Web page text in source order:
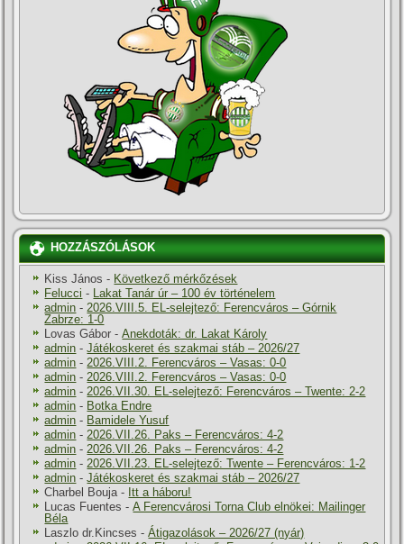
HOZZÁSZÓLÁSOK
Kiss János - Következő mérkőzések
Felucci - Lakat Tanár úr – 100 év történelem
admin -2026.VIII.5. EL-selejtező: Ferencváros – Górnik
Zabrze: 1-0
Lovas Gábor -Anekdoták: dr. Lakat Károly
admin -Játékoskeret és szakmai stáb – 2026/27
admin -2026.VIII.2. Ferencváros – Vasas: 0-0
admin -2026.VIII.2. Ferencváros – Vasas: 0-0
admin -2026.VII.30. EL-selejtező: Ferencváros – Twente: 2-2
admin - Botka Endre
admin - Bamidele Yusuf
admin -2026.VII.26. Paks – Ferencváros: 4-2
admin -2026.VII.26. Paks – Ferencváros: 4-2
admin -2026.VII.23. EL-selejtező: Twente – Ferencváros: 1-2
admin -Játékoskeret és szakmai stáb – 2026/27
Charbel Bouja- Itt a háboru!
Lucas Fuentes -A Ferencvárosi Torna Club elnökei: Mailinger
Béla
Laszlo dr.Kincses -Átigazolások – 2026/27 (nyár)